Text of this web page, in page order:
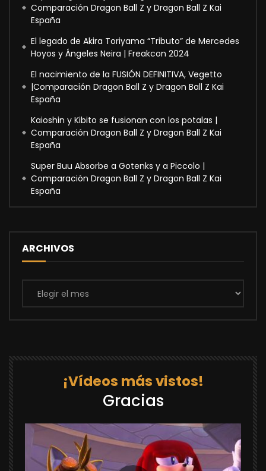
Comparación Dragon Ball Z y Dragon Ball Z Kai
España
El legado de Akira Toriyama “Tributo” de Mercedes
Hoyos y Ángeles Neira | Freakcon 2024
El nacimiento de la FUSIÓN DEFINITIVA, Vegetto
|Comparación Dragon Ball Z y Dragon Ball Z Kai
España
Kaioshin y Kibito se fusionan con los potalas |
Comparación Dragon Ball Z y Dragon Ball Z Kai
España
Super Buu Absorbe a Gotenks y a Piccolo |
Comparación Dragon Ball Z y Dragon Ball Z Kai
España
ARCHIVOS
Archivos
¡Vídeos más vistos!
Gracias